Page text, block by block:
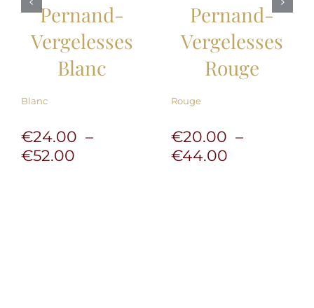
Pernand-
Vergelesses
Blanc
Blanc
€24.00 –
€52.00Plage
Pernand-
Vergelesses
Rouge
Rouge
€20.00 –
€44.00Plage